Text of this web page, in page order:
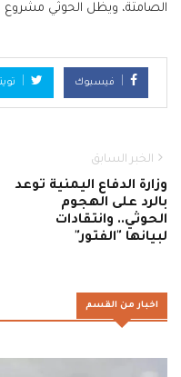
الصامتة، ويظل الحوثي مشروع
فيسبوك
الخبر السابق
وزارة الدفاع اليمنية توعد
بالرد على الهجوم
الحوثي.. وانتقادات
لبيانها "الفتور"
اخبار من القسم